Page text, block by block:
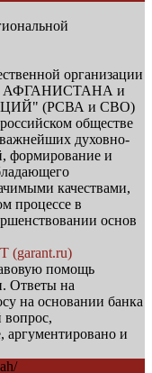
организации
и
(РСВА и СВО)
обществе
духовно-
формирование и
качествами,
процессе в
основ
(garant.ru)
помощь
Ответы на
на основании банка
и